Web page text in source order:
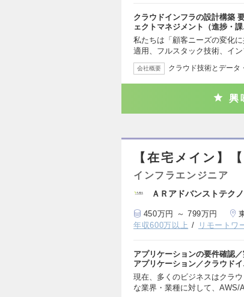
クラウドインフラの設計構築
ェクトマネジメント（進捗・
私たちは「顧客ニーズの変化
適用、フルスタック技術、イ
会社概要 クラウド技術とデータ
興
【在宅メイン】
インフラエンジニア
ＡＲアドバンストテク
450万円 ～ 799万円
年収600万以上
リモートワ
アプリケーションの要件確認
アプリケーション／クラウド
現在、多くのビジネスはクラ
な業界・業種に対して、AWS/